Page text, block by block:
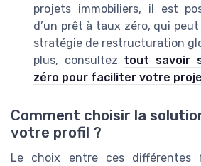
projets immobiliers, il est
d’un prêt à taux zéro, qui
stratégie de restructuration
plus, consultez tout savoir
zéro pour faciliter votre
Comment choisir la
votre profil ?
Le choix entre ces différentes